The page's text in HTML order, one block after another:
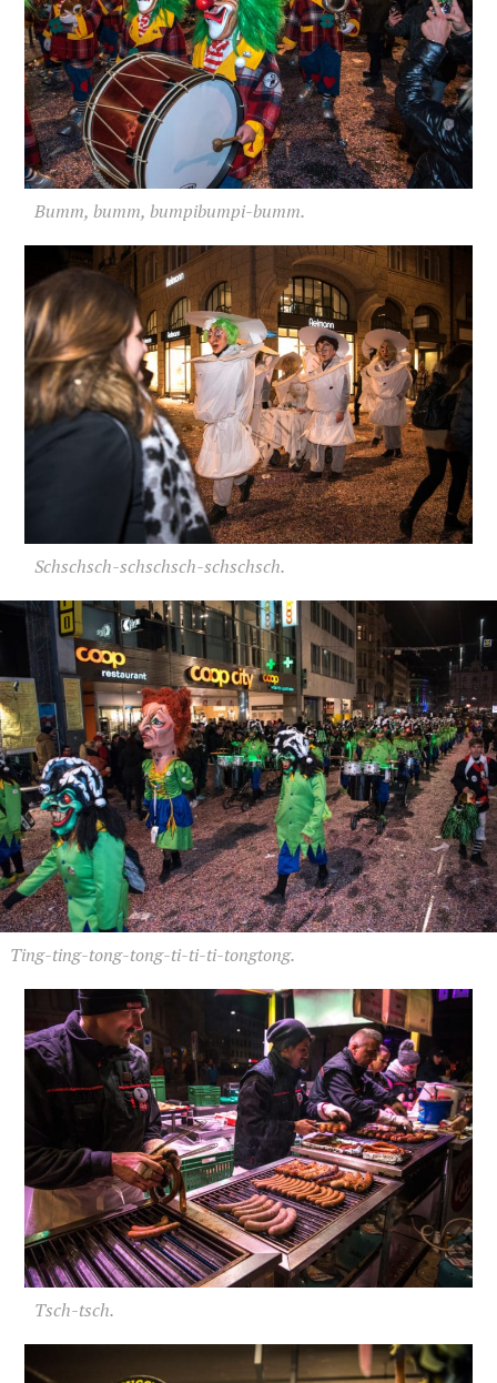
Bumm, bumm, bumpibumpi-bumm.
Schschsch-schschsch-schschsch.
Ting-ting-tong-tong-ti-ti-ti-tongtong.
Tsch-tsch.